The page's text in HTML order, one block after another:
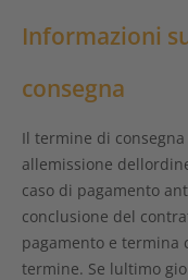
Informazioni
consegna
Il termine di
allemissione
caso di pagamento
conclusione del
pagamento e termina
termine. Se lultimo